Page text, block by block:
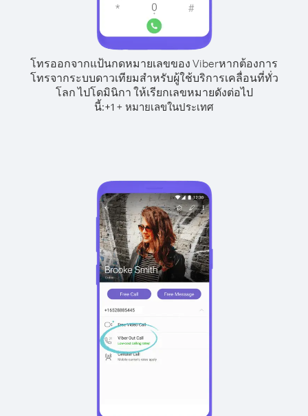
โทรออกจากแป้นกดหมายเลขของ Viberหากต้องการ
โทรจากระบบดาวเทียมสำหรับผู้ใช้บริการเคลื่อนที่ทั่ว
โลก ไปโดมินิกา ให้เรียกเลขหมายดังต่อไป
นี้:+1 + หมายเลขในประเทศ